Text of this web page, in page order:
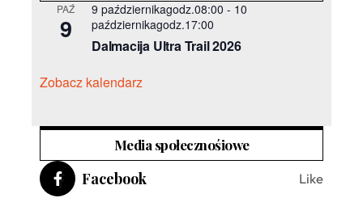
PAŹ
9
9 październikagodz.08:00 - 10
październikagodz.17:00
Dalmacija Ultra Trail 2026
Zobacz kalendarz
Media społecznośiowe
Facebook Like